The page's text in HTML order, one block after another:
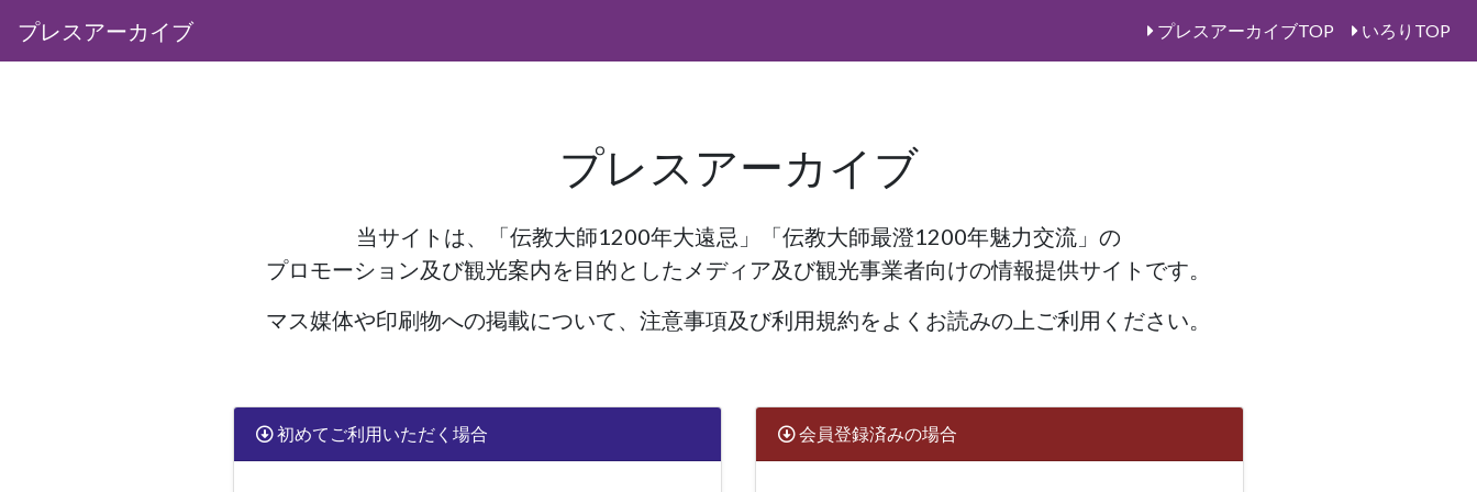
プレスアーカイブ プレスアーカイブTOP いろりTOP
プレスアーカイブ
当サイトは、「伝教大師1200年大遠忌」「伝教大師最澄1200年魅力交流」の
プロモーション及び観光案内を目的としたメディア及び観光事業者向けの情報提供サイトです。
マス媒体や印刷物への掲載について、注意事項及び利用規約をよくお読みの上ご利用ください。
初めてご利用いただく場合 会員登録済みの場合